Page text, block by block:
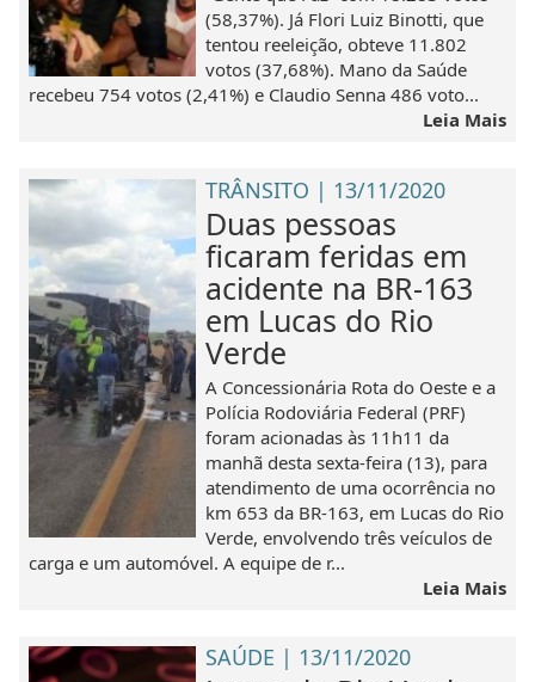
(58,37%). Já Flori Luiz Binotti, que
tentou reeleição, obteve 11.802
votos (37,68%). Mano da Saúde
recebeu 754 votos (2,41%) e Claudio Senna 486 voto...
Leia Mais
TRÂNSITO | 13/11/2020
Duas pessoas
ficaram feridas em
acidente na BR-163
em Lucas do Rio
Verde
A Concessionária Rota do Oeste e a
Polícia Rodoviária Federal (PRF)
foram acionadas às 11h11 da
manhã desta sexta-feira (13), para
atendimento de uma ocorrência no
km 653 da BR-163, em Lucas do Rio
Verde, envolvendo três veículos de
carga e um automóvel. A equipe de r...
Leia Mais
SAÚDE | 13/11/2020